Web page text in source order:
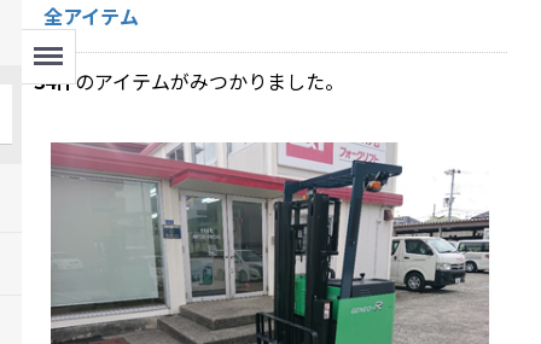
Menu
全アイテム
34件のアイテムがみつかりました。